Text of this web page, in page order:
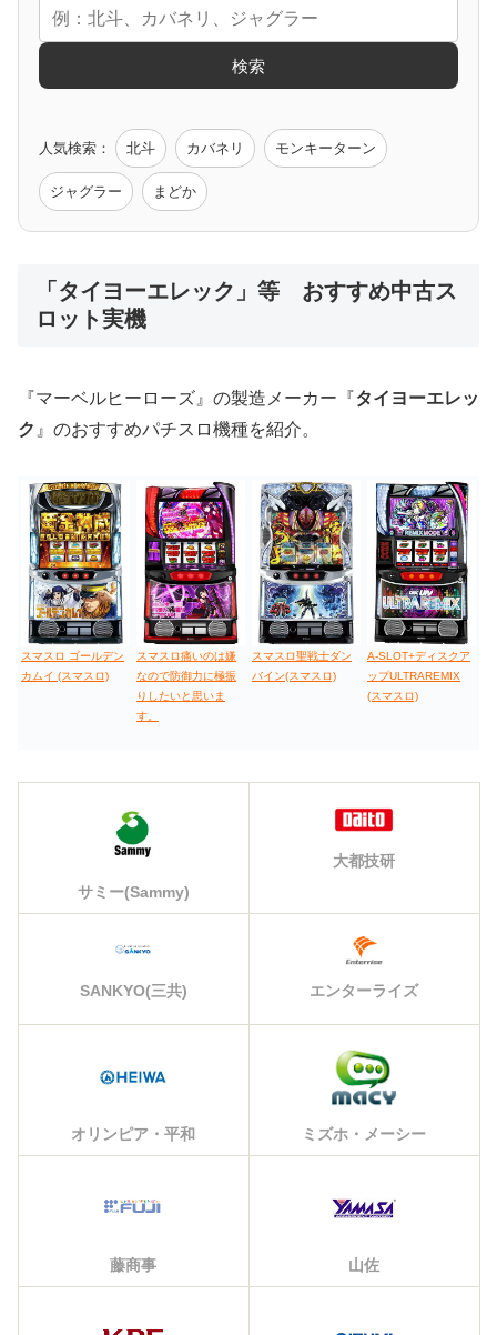
エヴァ コードギアス 化物語 炎炎ノ消防隊
モンハン バイオ ペルソナ
値下げ台 ディスクアップ
検索
人気検索： 北斗 カバネリ モンキーターン
ジャグラー まどか
「タイヨーエレック」等 おすすめ中古ス
ロット実機
『マーベルヒーローズ』の製造メーカー『タイヨーエレッ
ク 』のおすすめパチスロ機種を紹介。
スマスロ ゴールデン
カムイ (スマスロ)
スマスロ痛いのは嫌
なので防御力に極振
りしたいと思いま
す。
スマスロ聖戦士ダン
バイン(スマスロ)
A-SLOT+ディスクア
ップULTRAREMIX
(スマスロ)
サミー(Sammy)
大都技研
SANKYO(三共) エンターライズ
オリンピア・平和 ミズホ・メーシー
藤商事 山佐